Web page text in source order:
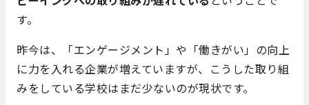
す。
昨今は、「エンゲージメント」や「働きがい」の向上
に力を入れる企業が増えていますが、こうした取り組
みをしている学校はまだ少ないのが現状です。